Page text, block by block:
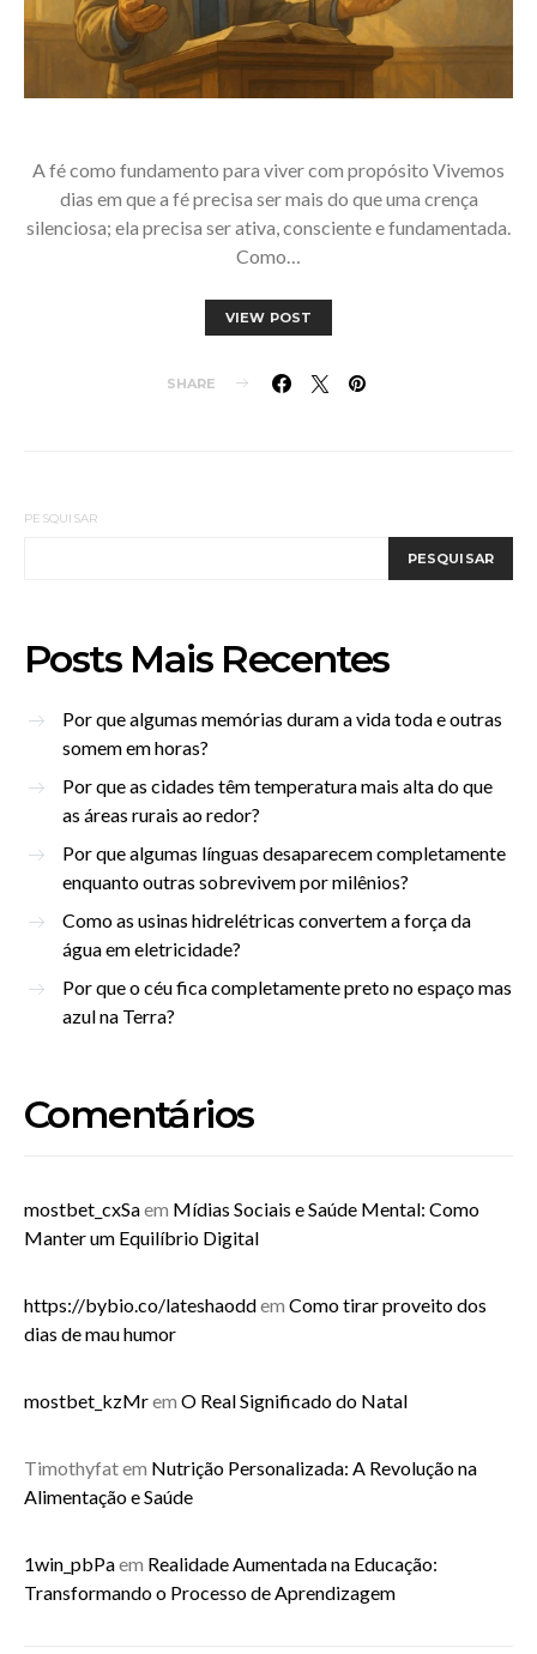
A fé como fundamento para viver com propósito Vivemos
dias em que a fé precisa ser mais do que uma crença
silenciosa; ela precisa ser ativa, consciente e fundamentada.
Como…
VIEW POST
SHARE
PESQUISAR
PESQUISAR
Posts Mais Recentes
Por que algumas memórias duram a vida toda e outras
somem em horas?
Por que as cidades têm temperatura mais alta do que
as áreas rurais ao redor?
Por que algumas línguas desaparecem completamente
enquanto outras sobrevivem por milênios?
Como as usinas hidrelétricas convertem a força da
água em eletricidade?
Por que o céu fica completamente preto no espaço mas
azul na Terra?
Comentários
mostbet_cxSaem Mídias Sociais e Saúde Mental: Como
Manter um Equilíbrio Digital
https://bybio.co/lateshaoddem Como tirar proveito dos
dias de mau humor
mostbet_kzMrem O Real Significado do Natal
Timothyfatem Nutrição Personalizada: A Revolução na
Alimentação e Saúde
1win_pbPaem Realidade Aumentada na Educação:
Transformando o Processo de Aprendizagem